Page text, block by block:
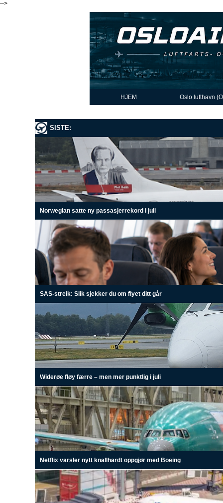
-->
HJEM Oslo lufthavn
SISTE:
Norwegian satte ny passasjerrekord i juli
SAS-streik: Slik sjekker du om flyet ditt går
Widerøe fløy færre – men mer punktlig i juli
Netflix varsler nytt knallhardt oppgjør med Boeing